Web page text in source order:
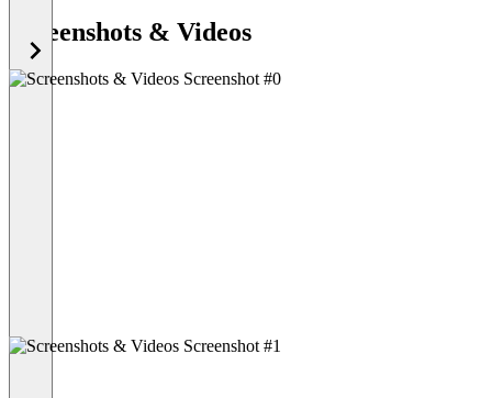
Screenshots & Videos